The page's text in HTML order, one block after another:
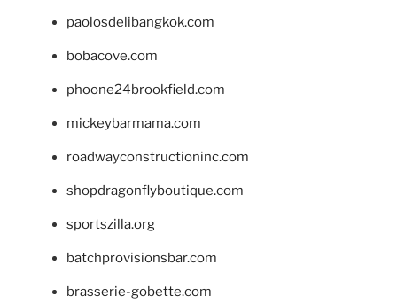
paolosdelibangkok.com
bobacove.com
phoone24brookfield.com
mickeybarmama.com
roadwayconstructioninc.com
shopdragonflyboutique.com
sportszilla.org
batchprovisionsbar.com
brasserie-gobette.com